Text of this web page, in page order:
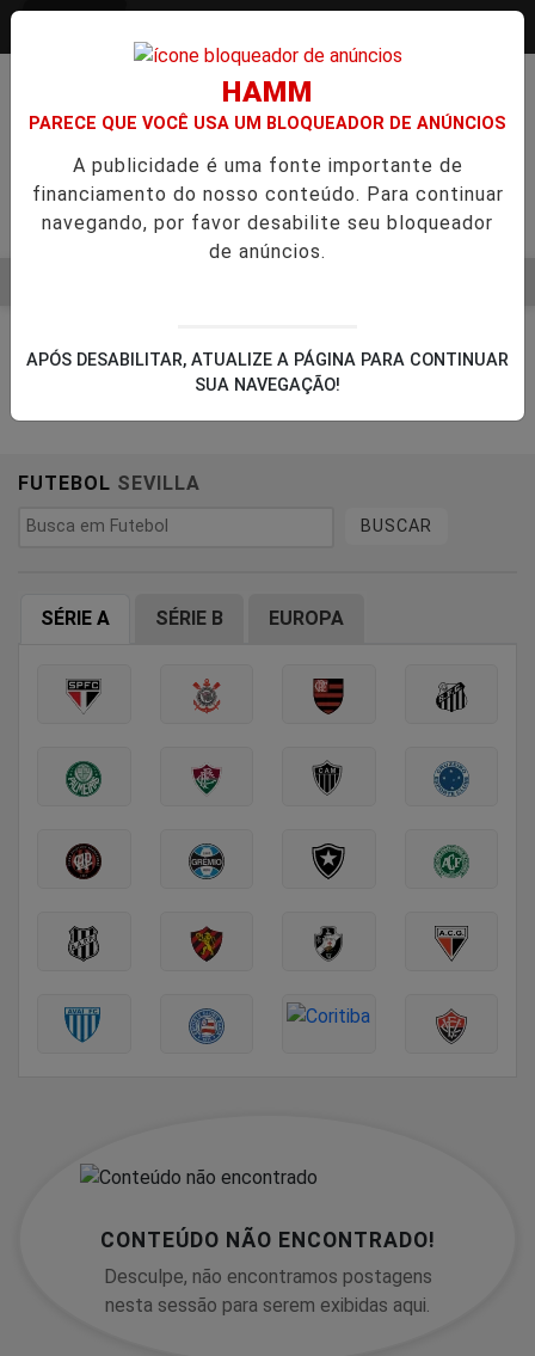
FUTEBOL SEVILLA
BUSCAR
SÉRIE A SÉRIE B EUROPA
CONTEÚDO NÃO ENCONTRADO!
Desculpe, não encontramos postagens
nesta sessão para serem exibidas aqui.
HAMM
PARECE QUE VOCÊ USA UM BLOQUEADOR DE ANÚNCIOS
A publicidade é uma fonte importante de
financiamento do nosso conteúdo. Para continuar
navegando, por favor desabilite seu bloqueador
de anúncios.
APÓS DESABILITAR, ATUALIZE A PÁGINA PARA CONTINUAR
SUA NAVEGAÇÃO!